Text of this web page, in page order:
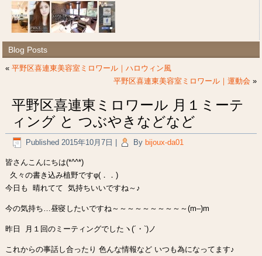
Blog Posts
«平野区喜連東美容室ミロワール｜ハロウィン風
平野区喜連東美容室ミロワール｜運動会 »
平野区喜連東ミロワール 月１ミーテ
ィング と つぶやきなどなど
Published 2015年10月7日 By bijoux-da01
皆さんこんにちは(*^^*)
久々の書き込み植野ですφ(．．)
今日も 晴れてて 気持ちいいですね～♪
今の気持ち…昼寝したいですね～～～～～～～～～～(m–)m
昨日 月１回のミーティングでしたヽ(´・`)ノ
これからの事話し合ったり 色んな情報など いつも為になってます♪